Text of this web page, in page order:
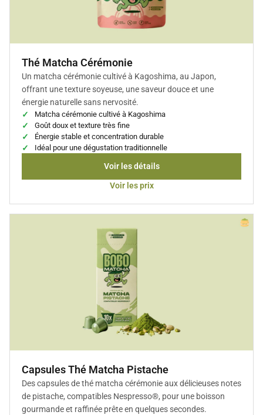
Thé Matcha Cérémonie
Un matcha cérémonie cultivé à Kagoshima, au Japon,
offrant une texture soyeuse, une saveur douce et une
énergie naturelle sans nervosité.
Matcha cérémonie cultivé à Kagoshima
Goût doux et texture très fine
Énergie stable et concentration durable
Idéal pour une dégustation traditionnelle
Voir les détails
Voir les prix
Capsules Thé Matcha Pistache
Des capsules de thé matcha cérémonie aux délicieuses notes
de pistache, compatibles Nespresso®, pour une boisson
gourmande et raffinée prête en quelques secondes.